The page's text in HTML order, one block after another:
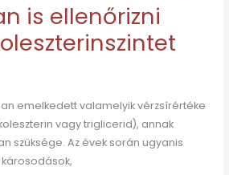
is ellenőrizni
emelkedett valamelyik vérzsírértéke
vagy triglicerid), annak
szüksége. Az évek során ugyanis